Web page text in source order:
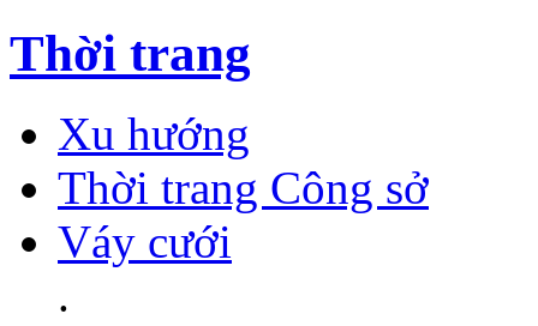
Thời trang
Xu hướng
Thời trang Công sở
Váy cưới
.